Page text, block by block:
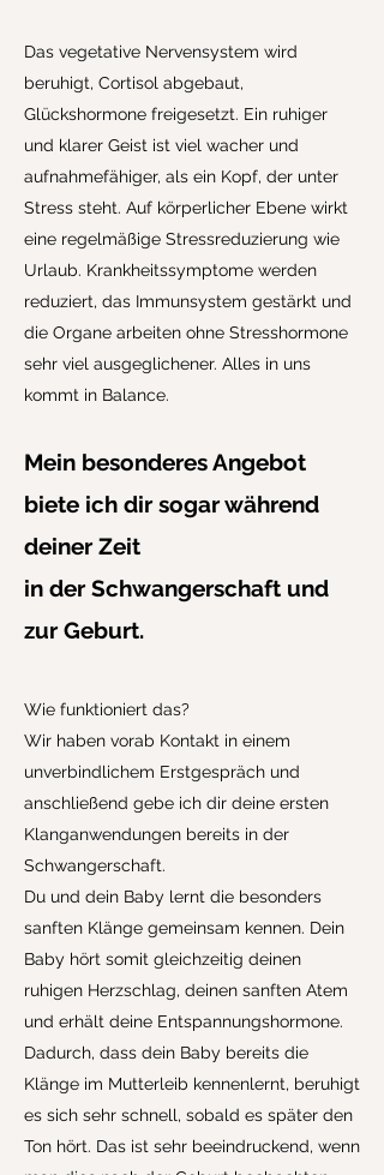
Das vegetative Nervensystem wird
beruhigt, Cortisol abgebaut,
Glückshormone freigesetzt. Ein ruhiger
und klarer Geist ist viel wacher und
aufnahmefähiger, als ein Kopf, der unter
Stress steht. Auf körperlicher Ebene wirkt
eine regelmäßige Stressreduzierung wie
Urlaub. Krankheitssymptome werden
reduziert, das Immunsystem gestärkt und
die Organe arbeiten ohne Stresshormone
sehr viel ausgeglichener. Alles in uns
kommt in Balance.
Mein besonderes Angebot
biete ich dir sogar während
deiner Zeit
in der Schwangerschaft und
zur Geburt.
Wie funktioniert das?
Wir haben vorab Kontakt in einem
unverbindlichem Erstgespräch und
anschließend gebe ich dir deine ersten
Klanganwendungen bereits in der
Schwangerschaft.
Du und dein Baby lernt die besonders
sanften Klänge gemeinsam kennen. Dein
Baby hört somit gleichzeitig deinen
ruhigen Herzschlag, deinen sanften Atem
und erhält deine Entspannungshormone.
Dadurch, dass dein Baby bereits die
Klänge im Mutterleib kennenlernt, beruhigt
es sich sehr schnell, sobald es später den
Ton hört. Das ist sehr beeindruckend, wenn